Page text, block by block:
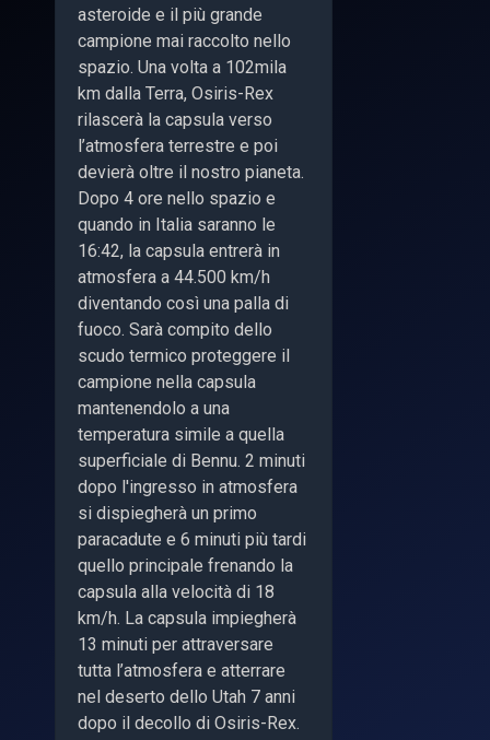
asteroide e il più grande
campione mai raccolto nello
spazio. Una volta a 102mila
km dalla Terra, Osiris-Rex
rilascerà la capsula verso
l’atmosfera terrestre e poi
devierà oltre il nostro pianeta.
Dopo 4 ore nello spazio e
quando in Italia saranno le
16:42, la capsula entrerà in
atmosfera a 44.500 km/h
diventando così una palla di
fuoco. Sarà compito dello
scudo termico proteggere il
campione nella capsula
mantenendolo a una
temperatura simile a quella
superficiale di Bennu. 2 minuti
dopo l'ingresso in atmosfera
si dispiegherà un primo
paracadute e 6 minuti più tardi
quello principale frenando la
capsula alla velocità di 18
km/h. La capsula impiegherà
13 minuti per attraversare
tutta l’atmosfera e atterrare
nel deserto dello Utah 7 anni
dopo il decollo di Osiris-Rex.